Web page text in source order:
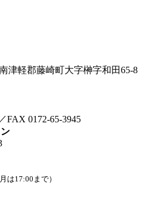
津軽郡藤崎町大字榊字和田65-8
FAX 0172-65-3945
は17:00まで）